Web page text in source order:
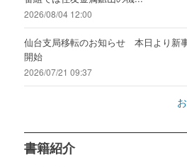
2026/08/04 12:00
仙台支局移転のお知らせ 本日より新
開始
2026/07/21 09:37
書籍紹介